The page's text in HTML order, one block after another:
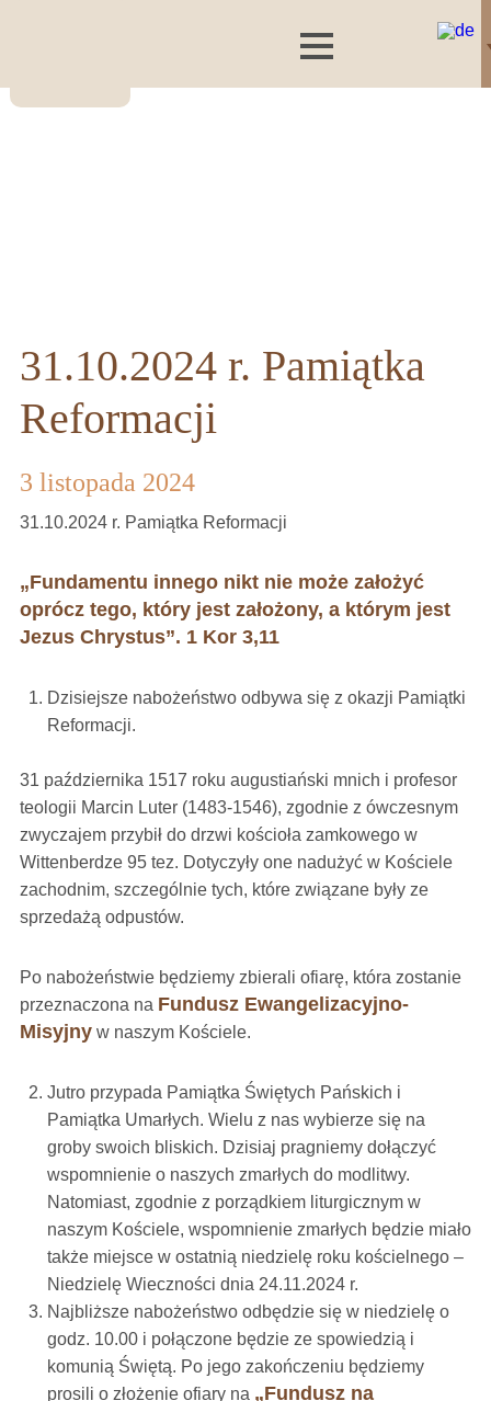
31.10.2024 r. Pamiątka
Reformacji
3 listopada 2024
31.10.2024 r. Pamiątka Reformacji
„Fundamentu innego nikt nie może założyć
oprócz tego, który jest założony, a którym jest
Jezus Chrystus”. 1 Kor 3,11
Dzisiejsze nabożeństwo odbywa się z okazji Pamiątki
Reformacji.
31 października 1517 roku augustiański mnich i profesor
teologii Marcin Luter (1483-1546), zgodnie z ówczesnym
zwyczajem przybił do drzwi kościoła zamkowego w
Wittenberdze 95 tez. Dotyczyły one nadużyć w Kościele
zachodnim, szczególnie tych, które związane były ze
sprzedażą odpustów.
Po nabożeństwie będziemy zbierali ofiarę, która zostanie
przeznaczona na Fundusz Ewangelizacyjno-
Misyjnyw naszym Kościele.
Jutro przypada Pamiątka Świętych Pańskich i
Pamiątka Umarłych. Wielu z nas wybierze się na
groby swoich bliskich. Dzisiaj pragniemy dołączyć
wspomnienie o naszych zmarłych do modlitwy.
Natomiast, zgodnie z porządkiem liturgicznym w
naszym Kościele, wspomnienie zmarłych będzie miało
także miejsce w ostatnią niedzielę roku kościelnego –
Niedzielę Wieczności dnia 24.11.2024 r.
Najbliższe nabożeństwo odbędzie się w niedzielę o
godz. 10.00 i połączone będzie ze spowiedzią i
komunią Świętą. Po jego zakończeniu będziemy
prosili o złożenie ofiary na „Fundusz na